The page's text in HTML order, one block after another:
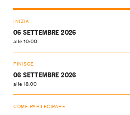
INIZIA
06 SETTEMBRE 2026
alle 10:00
FINISCE
06 SETTEMBRE 2026
alle 18:00
COME PARTECIPARE